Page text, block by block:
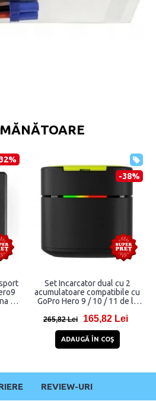
3
-38%
Set Incarcator dual cu 2
acumulatoare compatibile cu
GoPro Hero 9 / 10 / 11 de la
mAh, incarcare rapida
265,82 Lei 165,82 Lei
ADAUGĂ ÎN COŞ
REVIEW-URI